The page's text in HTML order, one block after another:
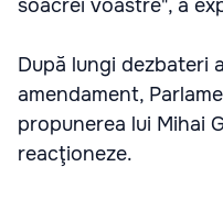
soacrei voastre", a
După lungi dezbateri
amendament,
propunerea lui Mihai
reacţioneze.